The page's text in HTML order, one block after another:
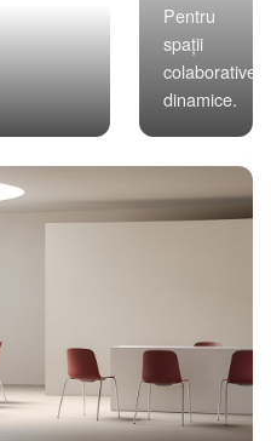
Pentru
spații
colaborative
dinamice.